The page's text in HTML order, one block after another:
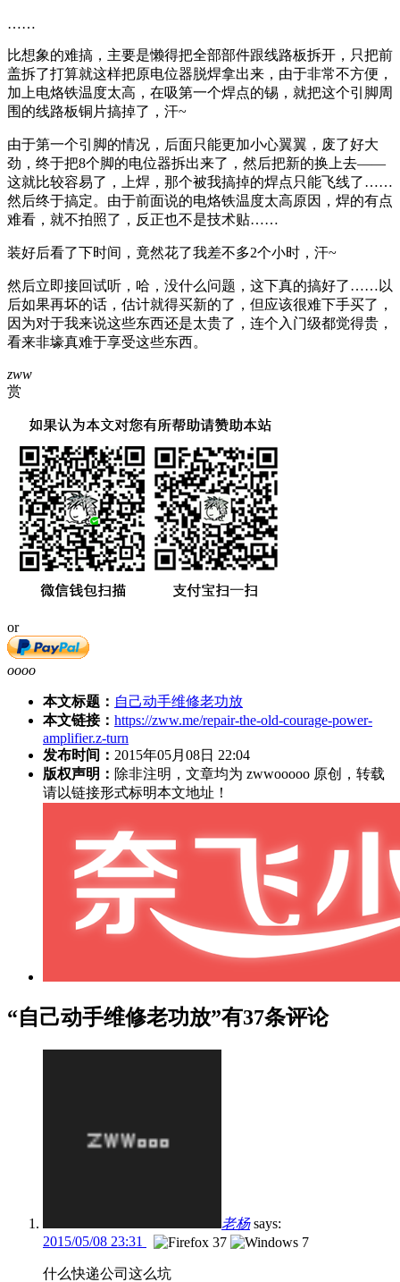
……
比想象的难搞，主要是懒得把全部部件跟线路板拆开，只把前
盖拆了打算就这样把原电位器脱焊拿出来，由于非常不方便，
加上电烙铁温度太高，在吸第一个焊点的锡，就把这个引脚周
围的线路板铜片搞掉了，汗~
由于第一个引脚的情况，后面只能更加小心翼翼，废了好大
劲，终于把8个脚的电位器拆出来了，然后把新的换上去——
这就比较容易了，上焊，那个被我搞掉的焊点只能飞线了……
然后终于搞定。由于前面说的电烙铁温度太高原因，焊的有点
难看，就不拍照了，反正也不是技术贴……
装好后看了下时间，竟然花了我差不多2个小时，汗~
然后立即接回试听，哈，没什么问题，这下真的搞好了……以
后如果再坏的话，估计就得买新的了，但应该很难下手买了，
因为对于我来说这些东西还是太贵了，连个入门级都觉得贵，
看来非壕真难于享受这些东西。
zww
赏
or
oooo
本文标题： 自己动手维修老功放
本文链接： https://zww.me/repair-the-old-courage-power-
amplifier.z-turn
发布时间： 2015年05月08日 22:04
版权声明： 除非注明，文章均为 zwwooooo 原创，转载
请以链接形式标明本文地址！
“自己动手维修老功放”有37条评论
老杨 says:
2015/05/08 23:31
什么快递公司这么坑